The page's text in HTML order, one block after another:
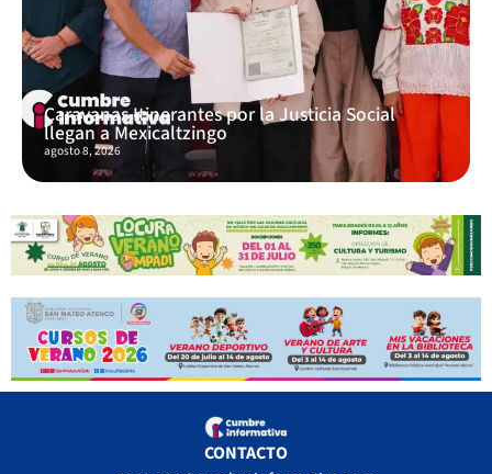
Caravanas Itinerantes por la Justicia Social
llegan a Mexicaltzingo
agosto 8, 2026
CONTACTO